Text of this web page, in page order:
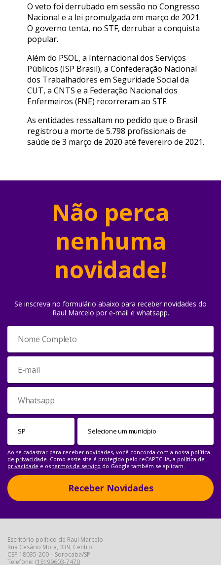
O veto foi derrubado em sessão no Congresso
Nacional e a lei promulgada em março de 2021.
O governo tenta, no STF, derrubar a conquista
popular.
Além do PSOL, a Internacional dos Serviços
Públicos (ISP Brasil), a Confederação Nacional
dos Trabalhadores em Seguridade Social da
CUT, a CNTS e a Federação Nacional dos
Enfermeiros (FNE) recorreram ao STF.
As entidades ressaltam no pedido que o Brasil
registrou a morte de 5.798 profissionais de
saúde de 3 março de 2020 até fevereiro de 2021.
Não perca
nenhuma
novidade!
Se inscreva no formulário abaixo para receber novidades do
Raul Marcelo por e-mail e whatsapp.
Ao se cadastrar para receber novidades, você concorda com a nossa política
de privacidade . Como esste site é protegido pelo reCAPTCHA, a política de
privacidade e os termos de serviço do Google também se aplicam.
Receber Novidades
Escritório político de Raul Marcelo
Rua Cesário Mota, 339, Centro
CEP 18035-200 – Sorocaba/SP
Telefone: (15) 99603-7470